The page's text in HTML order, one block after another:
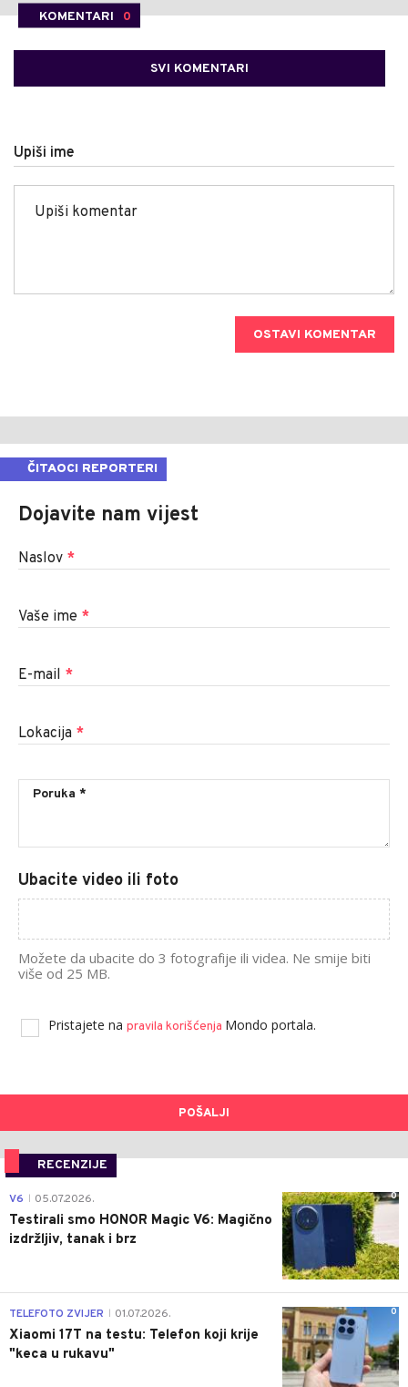
KOMENTARI 0
SVI KOMENTARI
Upiši ime
OSTAVI KOMENTAR
ČITAOCI REPORTERI
Dojavite nam vijest
Naslov *
Vaše ime *
E-mail *
Lokacija *
Ubacite video ili foto
Možete da ubacite do 3 fotografije ili videa. Ne smije biti
više od 25 MB.
Pristajete na pravila korišćenja Mondo portala.
POŠALJI
RECENZIJE
0
V6 05.07.2026.
Testirali smo HONOR Magic V6: Magično
izdržljiv, tanak i brz
0
TELEFOTO ZVIJER 01.07.2026.
Xiaomi 17T na testu: Telefon koji krije
"keca u rukavu"